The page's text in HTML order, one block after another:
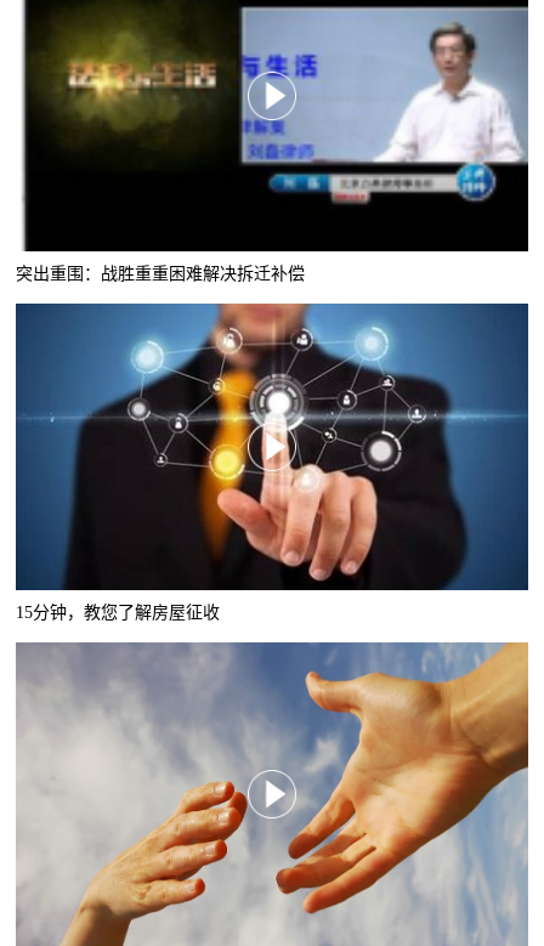
突出重围：战胜重重困难解决拆迁补偿
15分钟，教您了解房屋征收